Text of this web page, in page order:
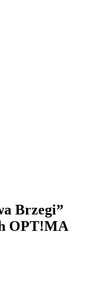
Brzegi”
OPT!MA